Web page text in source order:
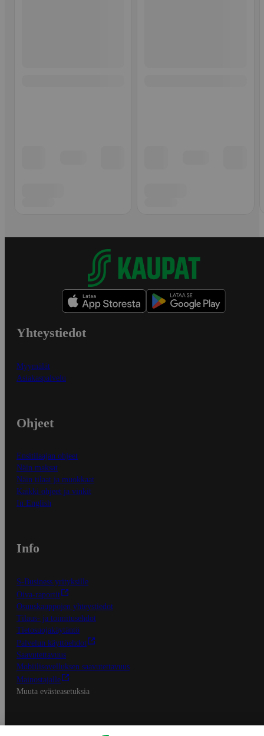
Yhteystiedot
Myymälät
Asiakaspalvelu
Ohjeet
Ensitilaajan ohjeet
Näin maksat
Näin tilaat ja muokkaat
Kaikki ohjeet ja vinkit
In English
Info
S-Business yrityksille
Oiva-raportit
Osuuskauppojen yhteystiedot
Tilaus- ja toimitusehdot
Tietosuojakäytäntö
Palvelun käyttöehdot
Saavutettavuus
Mobiilisovelluksen saavutettavuus
Mainostajalle
Muuta evästeasetuksia